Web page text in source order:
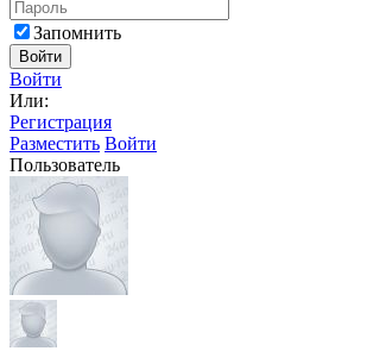
Запомнить
Войти
Войти
Или:
Регистрация
Разместить Войти
Пользователь